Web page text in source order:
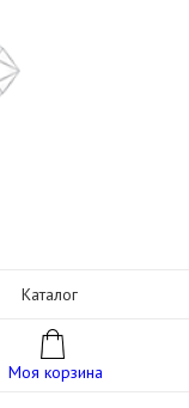
Каталог
Моя корзина